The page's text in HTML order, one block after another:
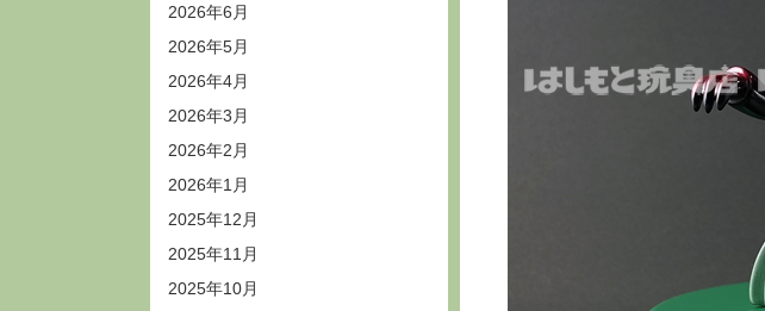
2026年6月
2026年5月
2026年4月
2026年3月
2026年2月
2026年1月
2025年12月
2025年11月
2025年10月